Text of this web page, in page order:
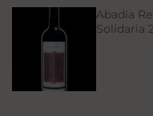
Abadía
Solidaria